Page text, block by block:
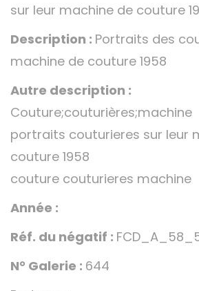
sur leur machine de couture
Description : Portraits des
machine de couture 1958
Autre description :
Couture;couturières;machine
portraits couturieres sur leur
couture 1958
couture couturieres machine
Année :
Réf. du négatif :
N° Galerie : 644